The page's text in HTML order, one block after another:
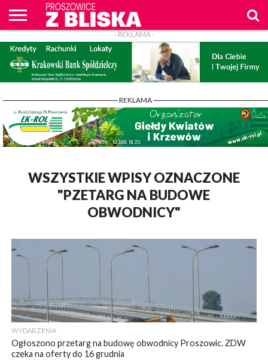
O
NAS
WIADOMOŚCI
ZAPYTAM
WPROST
CENNIK
REKLAM
PROSZOWICE
Z BLISKA
KONTAKT
- REKLAMA -
- REKLAMA -
WSZYSTKIE WPISY OZNACZONE
"PZETARG NA BUDOWE
OBWODNICY"
WYDARZENIA
Ogłoszono przetarg na budowę obwodnicy Proszowic. ZDW
czeka na oferty do 16 grudnia